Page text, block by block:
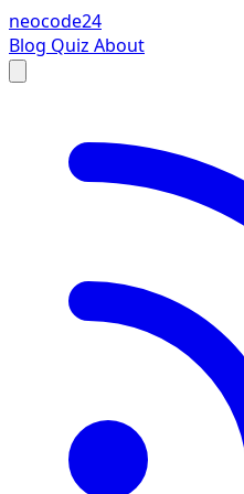
neocode24
Blog Quiz About